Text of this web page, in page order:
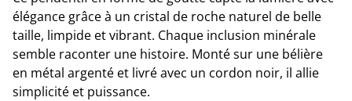
élégance grâce à un cristal de roche naturel de belle
taille, limpide et vibrant. Chaque inclusion minérale
semble raconter une histoire. Monté sur une bélière
en métal argenté et livré avec un cordon noir, il allie
simplicité et puissance.